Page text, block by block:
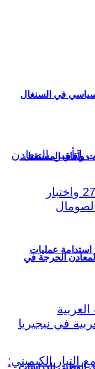
في السنغال
الحرجة في
وآفاق المستقبل
القرار 2719 واختبار استدامة عمليات
الوطني للدراسات